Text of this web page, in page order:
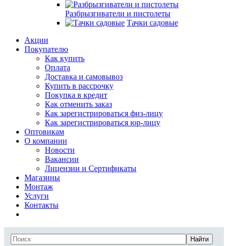
Разбрызгиватели и пистолеты
Тачки садовые
Акции
Покупателю
Как купить
Оплата
Доставка и самовывоз
Купить в рассрочку
Покупка в кредит
Как отменить заказ
Как зарегистрироваться физ-лицу
Как зарегистрироваться юр-лицу
Оптовикам
О компании
Новости
Вакансии
Лицензии и Сертификаты
Магазины
Монтаж
Услуги
Контакты
Найти